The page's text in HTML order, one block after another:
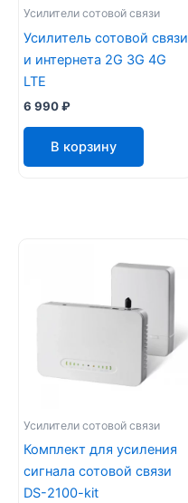
Усилители сотовой связи
Усилитель сотовой связи
и интернета 2G 3G 4G
LTE
6 990₽
В корзину
Усилители сотовой связи
Комплект для усиления
сигнала сотовой связи
DS-2100-kit